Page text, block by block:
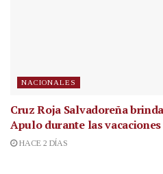
NACIONALES
Cruz Roja Salvadoreña
Apulo durante las
HACE 2 DÍAS